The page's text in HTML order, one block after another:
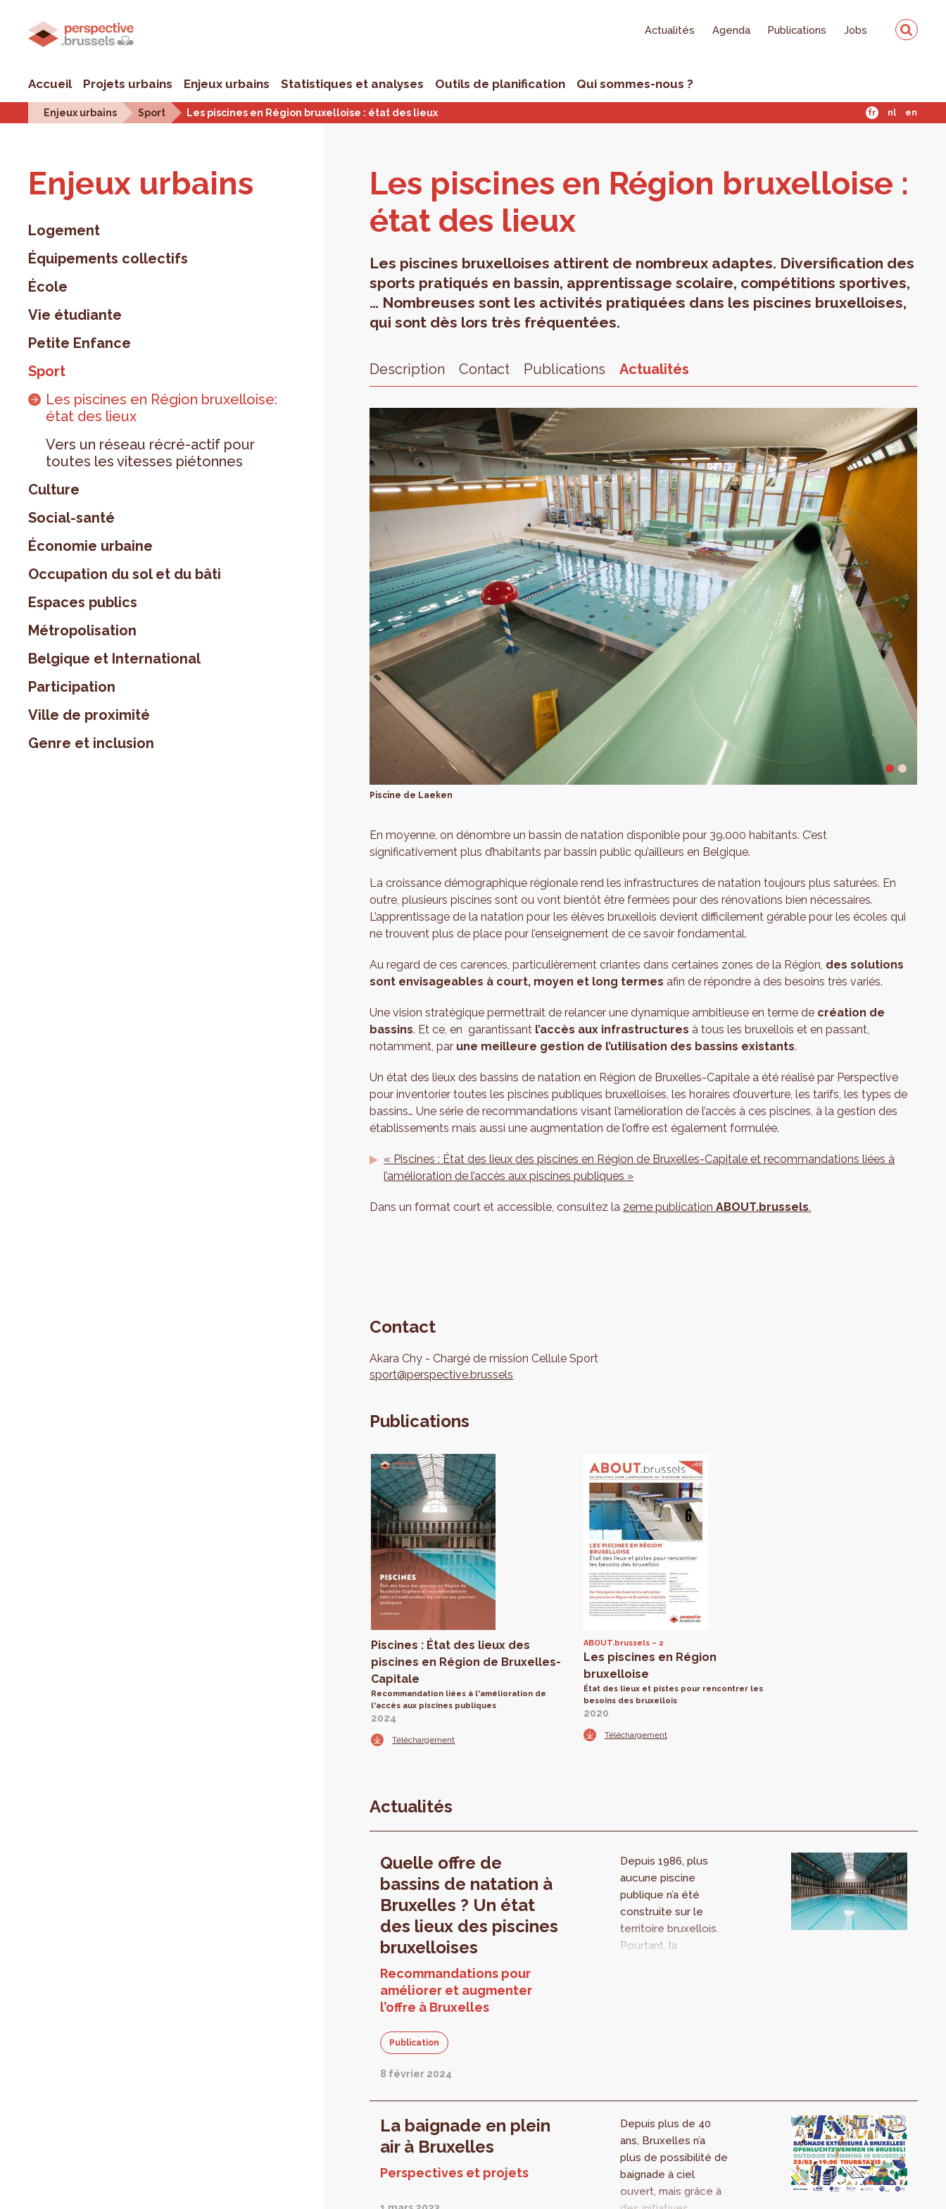
Actualités Agenda Publications Jobs
Accueil Projets urbains Enjeux urbains Statistiques et analyses Outils de planification Qui sommes-nous ?
Enjeux urbains Sport Les piscines en Région bruxelloise : état des lieux fr nl en
Enjeux urbains
Logement
Équipements collectifs
École
Vie étudiante
Petite Enfance
Sport
Les piscines en Région bruxelloise:
état des lieux
Vers un réseau récré-actif pour
toutes les vitesses piétonnes
Culture
Social-santé
Économie urbaine
Occupation du sol et du bâti
Espaces publics
Métropolisation
Belgique et International
Participation
Ville de proximité
Genre et inclusion
Les pis­cines en Région bruxel­loise :
état des lieux
Les piscines bruxelloises attirent de nombreux adaptes. Diversification des
sports pratiqués en bassin, apprentissage scolaire, compétitions sportives,
… Nombreuses sont les activités pratiquées dans les piscines bruxelloises,
qui sont dès lors très fréquentées.
Description Contact Publications Actualités
Piscine de Laeken
En moyenne, on dénombre un bassin de natation disponible pour 39.000 habitants. C’est
significativement plus d’habitants par bassin public qu’ailleurs en Belgique.
La croissance démographique régionale rend les infrastructures de natation toujours plus saturées. En
outre, plusieurs piscines sont ou vont bientôt être fermées pour des rénovations bien nécessaires.
L’apprentissage de la natation pour les élèves bruxellois devient difficilement gérable pour les écoles qui
ne trouvent plus de place pour l’enseignement de ce savoir fondamental.
Au regard de ces carences, particulièrement criantes dans certaines zones de la Région, des solutions
sont envisageables à court, moyen et long termes afin de répondre à des besoins très variés.
Une vision stratégique permettrait de relancer une dynamique ambitieuse en terme de création de
bassins. Et ce, en garantissant l’accès aux infrastructures à tous les bruxellois et en passant,
notamment, par une meilleure gestion de l’utilisation des bassins existants.
Un état des lieux des bassins de natation en Région de Bruxelles-Capitale a été réalisé par Perspective
pour inventorier toutes les piscines publiques bruxelloises, les horaires d’ouverture, les tarifs, les types de
bassins… Une série de recommandations visant l’amélioration de l’accès à ces piscines, à la gestion des
établissements mais aussi une augmentation de l’offre est également formulée.
« Piscines : État des lieux des piscines en Région de Bruxelles-Capitale et recommandations liées à
l’amélioration de l’accès aux piscines publiques »
Dans un format court et accessible, consultez la 2eme publicationABOUT.brussels.
Contact
Akara Chy
Chargé de mission Cellule Sport
sport@perspective.brussels
Publications
Piscines : État des lieux des
piscines en Région de Bruxelles-
Capitale
Recommandation liées à l'amélioration de
l'accès aux piscines publiques
2024
Téléchargement
ABOUT.brussels 2
Les piscines en Région
bruxelloise
État des lieux et pistes pour rencontrer les
besoins des bruxellois
2020
Téléchargement
Actualités
Quelle offre de
bassins de natation à
Bruxelles ? Un état
des lieux des piscines
bruxelloises
Recommandations pour
améliorer et augmenter
l’offre à Bruxelles
Publication
8 février 2024
Depuis 1986, plus
aucune piscine
publique n’a été
construite sur le
territoire bruxellois.
Pourtant, la
inventorier toutes
publiques
bruxelloises, les
horaires d’ouverture,
les tarifs et les types
de bassins. Des
La baignade en plein
air à Bruxelles
Perspectives et projets
Depuis plus de 40
ans, Bruxelles n’a
plus de possibilité de
baignade à ciel
ouvert, mais grâce à